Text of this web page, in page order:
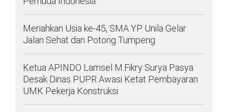
Meriahkan Usia ke-45, SMA YP Unila Gelar
Jalan Sehat dan Potong Tumpeng
Ketua APINDO Lamsel M.Fikry Surya Pasya
Desak Dinas PUPR Awasi Ketat Pembayaran
UMK Pekerja Konstruksi